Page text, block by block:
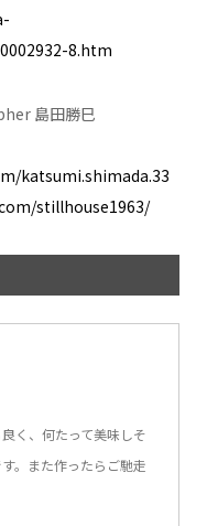
8.htm
島田勝巳
katsumi.shimada.33
stillhouse1963/
く、何たって美味しそ
。また作ったらご馳走